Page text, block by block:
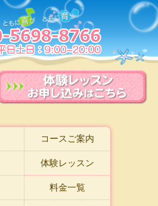
コースご案内
体験レッスン
料金一覧